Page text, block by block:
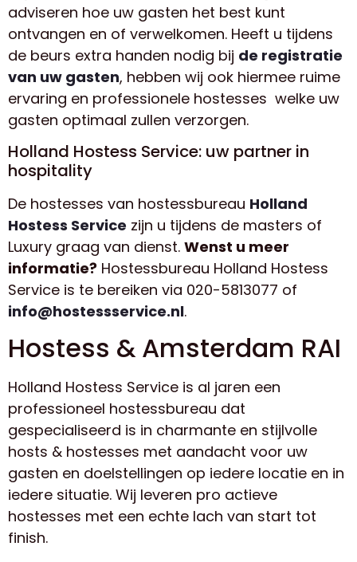
adviseren hoe uw gasten het best kunt
ontvangen en of verwelkomen. Heeft u tijdens
de beurs extra handen nodig bij de registratie
van uw gasten, hebben wij ook hiermee ruime
ervaring en professionele hostesses welke uw
gasten optimaal zullen verzorgen.
Holland Hostess Service: uw partner in
hospitality
De hostesses van hostessbureau Holland
Hostess Service zijn u tijdens de masters of
Luxury graag van dienst. Wenst u meer
informatie? Hostessbureau Holland Hostess
Service is te bereiken via 020-5813077 of
info@hostessservice.nl.
Hostess & Amsterdam RAI
Holland Hostess Service is al jaren een
professioneel hostessbureau dat
gespecialiseerd is in charmante en stijlvolle
hosts & hostesses met aandacht voor uw
gasten en doelstellingen op iedere locatie en in
iedere situatie. Wij leveren pro actieve
hostesses met een echte lach van start tot
finish.